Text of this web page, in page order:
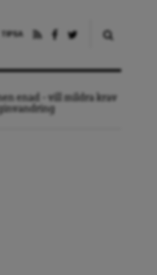
TIPSA
enad – vill mildra krav